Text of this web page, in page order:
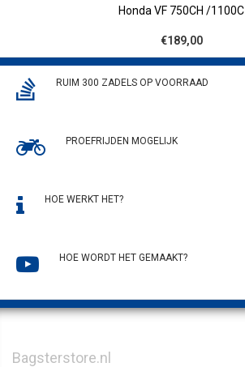
Honda VF 750CH /1100C
€189,00
RUIM 300 ZADELS OP VOORRAAD
PROEFRIJDEN MOGELIJK
HOE WERKT HET?
HOE WORDT HET GEMAAKT?
Bagsterstore.nl